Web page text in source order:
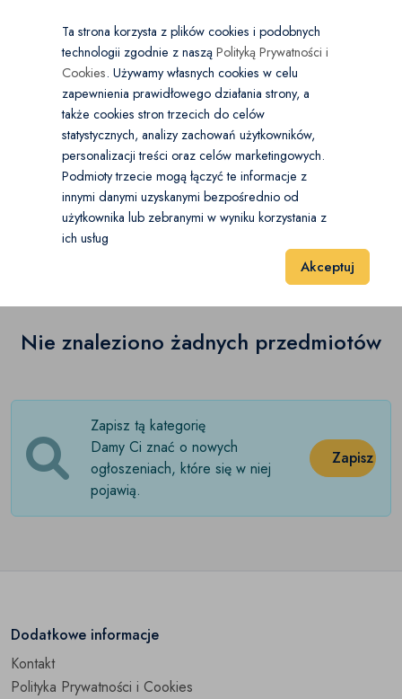
Wybierz kategorię
Elektronika
Aparaty analogowe(0)
Aparaty kompaktowe(0)
Bezlusterkowce
Lustrzanki(0)
Obiektywy(0)
Akcesoria fotograficzne(0)
×
Kraj PL
PLN
Elektronika Fotografia
Fotografia (0)
20 60
Nie znaleziono żadnych przedmiotów
Zapisz tą kategorię
Damy Ci znać o nowych
ogłoszeniach, które się w niej
pojawią.
Zapisz
Dodatkowe informacje
Kontakt
Polityka Prywatności i Cookies
Ta strona korzysta z plików cookies i podobnych
technologii zgodnie z nasząPolityką Prywatności i
Cookies. Używamy własnych cookies w celu
zapewnienia prawidłowego działania strony, a
także cookies stron trzecich do celów
statystycznych, analizy zachowań użytkowników,
personalizacji treści oraz celów marketingowych.
Podmioty trzecie mogą łączyć te informacje z
innymi danymi uzyskanymi bezpośrednio od
użytkownika lub zebranymi w wyniku korzystania z
ich usług
Akceptuj